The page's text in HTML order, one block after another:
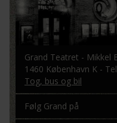
Grand Teatret - Mikkel
1460 København K -
Tog, bus og bil
Følg Grand på